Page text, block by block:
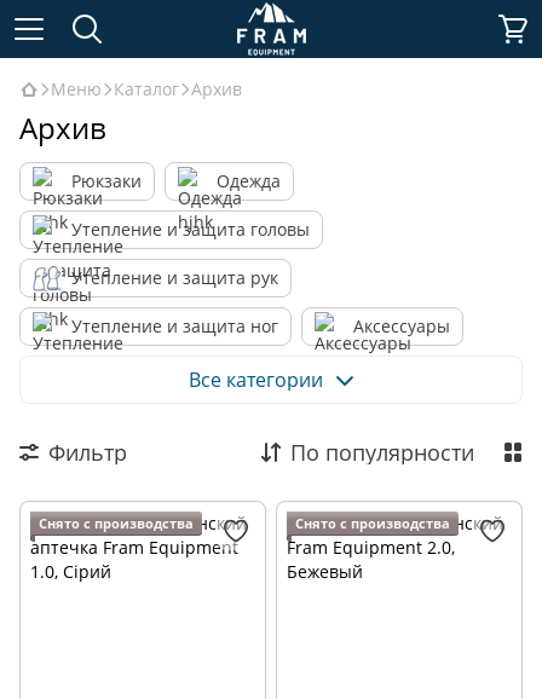
Меню Каталог Архив
Архив
Рюкзаки Одежда
Утепление и защита головы
Утепление и защита рук
Утепление и защита ног Аксессуары
Снегоступы
Благодійний мерч - Веган пайки для Сил Оборони
Военное снаряжение Подарки
Распродажа Архив
Все категории
Фильтр По популярности
Снято с производства Снято с производства